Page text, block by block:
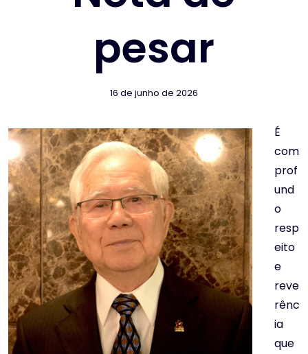
pesar
16 de junho de 2026
É
com
prof
und
o
resp
eito
e
reve
rênc
ia
que